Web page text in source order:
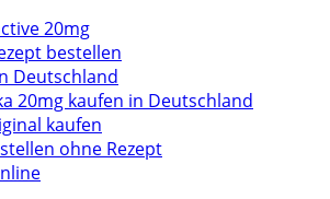
20mg
bestellen
Deutschland
20mg kaufen in Deutschland
kaufen
ohne Rezept